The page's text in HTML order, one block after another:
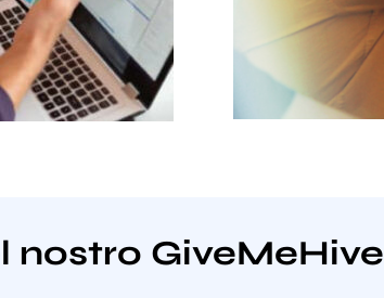
nostro GiveMeHive